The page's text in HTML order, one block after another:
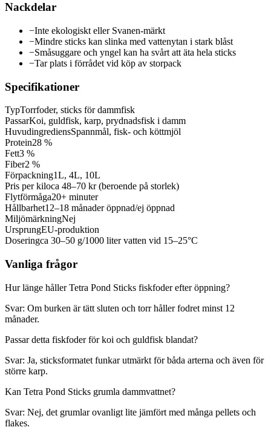
Nackdelar
−Inte ekologiskt eller Svanen-märkt
−Mindre sticks kan slinka med vattenytan i stark blåst
−Småsuggare och yngel kan ha svårt att äta hela sticks
−Tar plats i förrådet vid köp av storpack
Specifikationer
TypTorrfoder, sticks för dammfisk
PassarKoi, guldfisk, karp, prydnadsfisk i damm
HuvudingrediensSpannmål, fisk- och köttmjöl
Protein28 %
Fett3 %
Fiber2 %
Förpackning1L, 4L, 10L
Pris per kiloca 48–70 kr (beroende på storlek)
Flytförmåga20+ minuter
Hållbarhet12–18 månader öppnad/ej öppnad
MiljömärkningNej
UrsprungEU-produktion
Doseringca 30–50 g/1000 liter vatten vid 15–25°C
Vanliga frågor
Hur länge håller Tetra Pond Sticks fiskfoder efter öppning?
Svar: Om burken är tätt sluten och torr håller fodret minst 12
månader.
Passar detta fiskfoder för koi och guldfisk blandat?
Svar: Ja, sticksformatet funkar utmärkt för båda arterna och även för
större karp.
Kan Tetra Pond Sticks grumla dammvattnet?
Svar: Nej, det grumlar ovanligt lite jämfört med många pellets och
flakes.